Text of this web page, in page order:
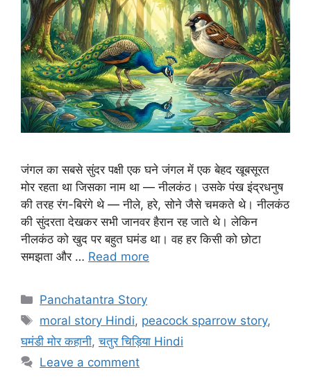
जंगल का सबसे सुंदर पक्षी एक घने जंगल में एक बेहद खूबसूरत
मोर रहता था जिसका नाम था — नीलकंठ। उसके पंख इंद्रधनुष
की तरह रंग-बिरंगे थे — नीले, हरे, सोने जैसे चमकते थे। नीलकंठ
की सुंदरता देखकर सभी जानवर हैरान रह जाते थे। लेकिन
नीलकंठ को खुद पर बहुत घमंड था। वह हर किसी को छोटा
समझता और … Read more
Categories
Panchatantra Story
Tags
moral story Hindi, peacock sparrow story,
घमंडी मोर कहानी,चतुर चिड़िया Hindi
Leave a comment